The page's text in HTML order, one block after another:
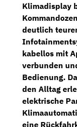
Klimadisplay
deutlich
kabellos mit
verbunden
Bedienung.
den Alltag
elektrische
eine